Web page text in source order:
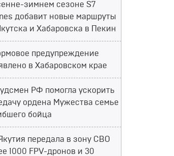
зимнем сезоне S7
добавит новые маршруты
и Хабаровска в Пекин
предупреждение
в Хабаровском крае
РФ помогла ускорить
ордена Мужества семье
бойца
передала в зону СВО
1000 FPV-дронов и 30